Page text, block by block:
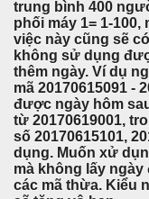
trung bình 400
phối máy 1= 1-100,
việc này cũng sẽ
không sử dụng
thêm ngày. Ví dụ
mã 20170615091 -
được ngày hôm
từ 20170619001,
số 20170615101,
dụng. Muốn xử
mà không lấy
các mã thừa. Kiểu